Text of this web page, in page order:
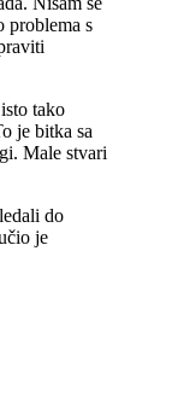
problema s
tako
je bitka sa
Male stvari
do
je